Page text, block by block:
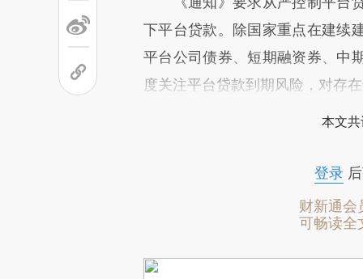
下平台贷款。除国家重点在建续
平台公司债券、短期融资券、中
度关注平台贷款到期风险，对存
本文共
登录后
财新通会
可畅读全